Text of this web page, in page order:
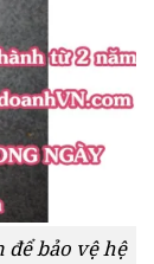
bảo vệ hệ